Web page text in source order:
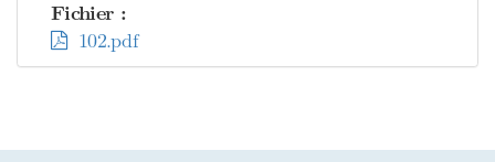
Fichier :
102.pdf